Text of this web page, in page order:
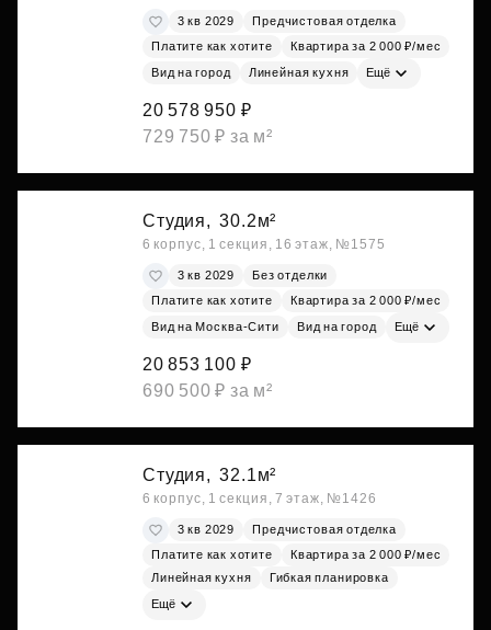
3 кв 2029
Предчистовая отделка
Платите как хотите
Квартира за 2 000 ₽/мес
Вид на город Линейная кухня Ещё
20 578 950 ₽
729 750 ₽ за м²
Студия, 30.2м²
6 корпус, 1 секция, 16 этаж, №1575
3 кв 2029
Без отделки
Платите как хотите
Квартира за 2 000 ₽/мес
Вид на Москва-Сити Вид на город Ещё
20 853 100 ₽
690 500 ₽ за м²
Студия, 32.1м²
6 корпус, 1 секция, 7 этаж, №1426
3 кв 2029
Предчистовая отделка
Платите как хотите
Квартира за 2 000 ₽/мес
Линейная кухня
Гибкая планировка
Ещё